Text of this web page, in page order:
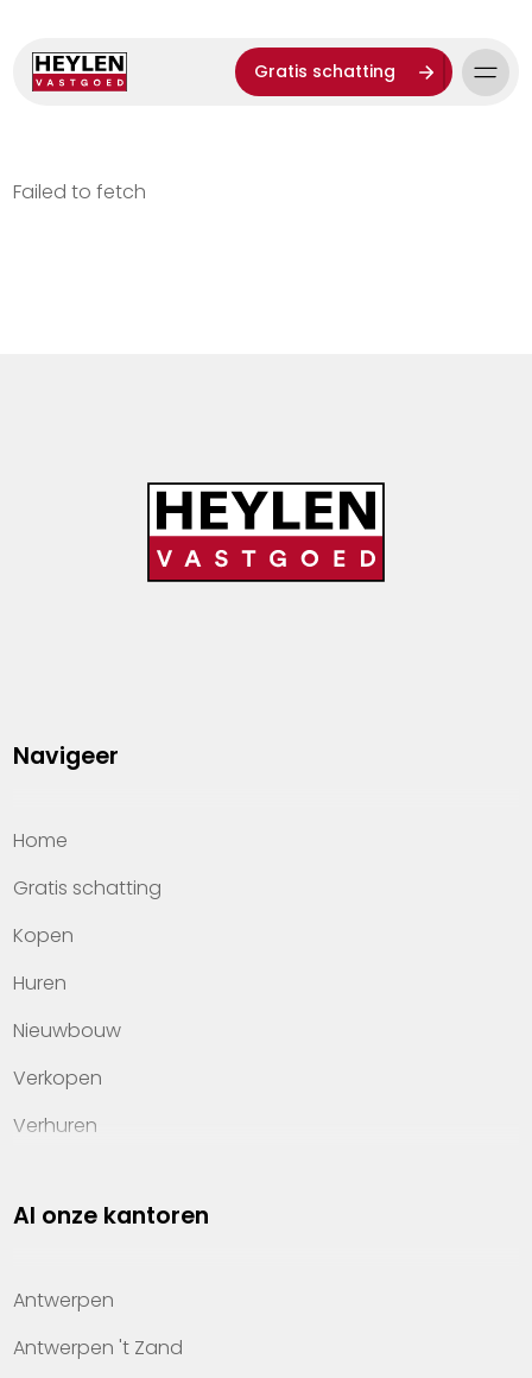
Gratis schatting
Failed to fetch
Navigeer
Home
Gratis schatting
Kopen
Huren
Nieuwbouw
Verkopen
Verhuren
Property management
Kennis van wonen
Kantoren
Al onze kantoren
Antwerpen
Antwerpen 't Zand